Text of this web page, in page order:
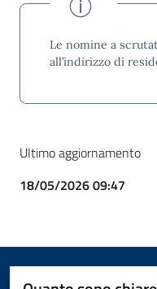
Le nomine a
all’indirizzo di
Ultimo aggiornamento
18/05/2026 09:47